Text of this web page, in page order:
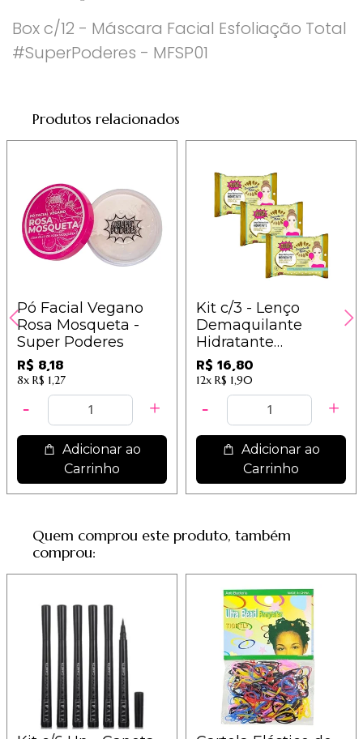
Box c/12 - Máscara Facial Esfoliação Total
#SuperPoderes - MFSP01
Produtos relacionados
Pó Facial Vegano
Rosa Mosqueta -
Super Poderes
R$ 8,18
8x R$ 1,27
Adicionar ao
Carrinho
Kit c/3 - Lenço
Demaquilante
Hidratante
SuperPoderes -
LDSP03 - Melão /
R$ 16,80
12x R$ 1,90
Adicionar ao
Carrinho
Quem comprou este produto, também
comprou: